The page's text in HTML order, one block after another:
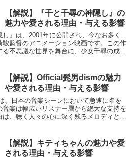
【解説】『千と千尋の神隠し』の
魅力や愛される理由・与える影響
』は、2001年に公開され、今なお多く
監督のアニメーション映画です。この作
不思議な世界を舞台に、少女千尋の成長
【解説】Official髭男dismの魅力
や愛される理由・与える影響
、日本の音楽シーンにおいて急速に名を
楽は幅広いリスナー層から絶大な支持を
、聴く人々の心に深く残るメロディと感
【解説】キティちゃんの魅力や愛
される理由・与える影響